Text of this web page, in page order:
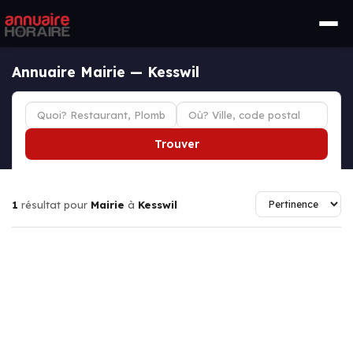
Annuaire Mairie — Kesswil
Trouver
1 résultat pour Mairie à Kesswil